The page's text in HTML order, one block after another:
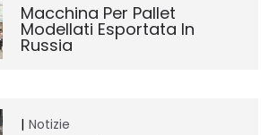
Macchina Per Pallet
Modellati Esportata In
Russia
Notizie